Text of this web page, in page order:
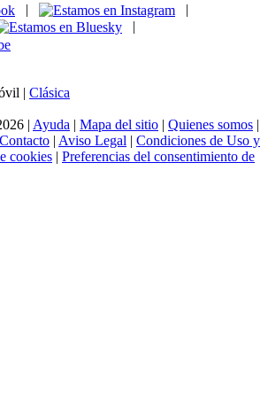
|
|
|
| Clásica
| Ayuda | Mapa del sitio | Quienes somos |
Contacto | Aviso Legal | Condiciones de Uso y
cookies | Preferencias del consentimiento de